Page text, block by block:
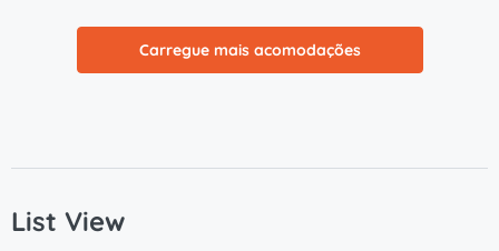
Carregue mais acomodações
List View